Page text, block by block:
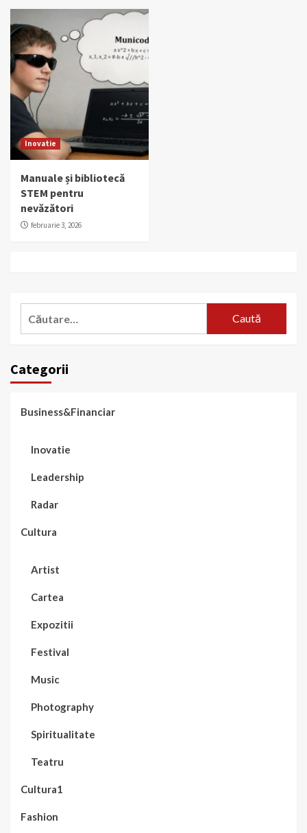
Inovatie
Manuale și bibliotecă
STEM pentru
nevăzători
februarie 3, 2026
Categorii
Business&Financiar
Inovatie
Leadership
Radar
Cultura
Artist
Cartea
Expozitii
Festival
Music
Photography
Spiritualitate
Teatru
Cultura1
Fashion